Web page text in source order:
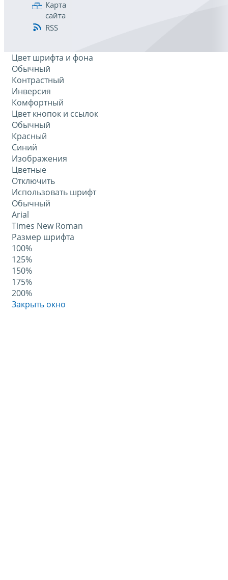
Карта
сайта
RSS
Цвет шрифта и фона
Обычный
Контрастный
Инверсия
Комфортный
Цвет кнопок и ссылок
Обычный
Красный
Синий
Изображения
Цветные
Отключить
Использовать шрифт
Обычный
Arial
Times New Roman
Размер шрифта
100%
125%
150%
175%
200%
Закрыть окно